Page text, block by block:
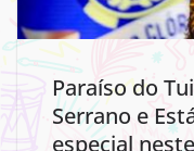
Paraíso do
Serrano e
especial